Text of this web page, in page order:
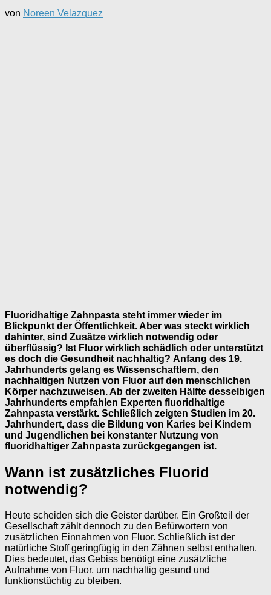
von Noreen Velazquez
Fluoridhaltige Zahnpasta steht immer wieder im
Blickpunkt der Öffentlichkeit. Aber was steckt wirklich
dahinter, sind Zusätze wirklich notwendig oder
überflüssig? Ist Fluor wirklich schädlich oder unterstützt
es doch die Gesundheit nachhaltig? Anfang des 19.
Jahrhunderts gelang es Wissenschaftlern, den
nachhaltigen Nutzen von Fluor auf den menschlichen
Körper nachzuweisen. Ab der zweiten Hälfte desselbigen
Jahrhunderts empfahlen Experten fluoridhaltige
Zahnpasta verstärkt. Schließlich zeigten Studien im 20.
Jahrhundert, dass die Bildung von Karies bei Kindern
und Jugendlichen bei konstanter Nutzung von
fluoridhaltiger Zahnpasta zurückgegangen ist.
Wann ist zusätzliches Fluorid
notwendig?
Heute scheiden sich die Geister darüber. Ein Großteil der
Gesellschaft zählt dennoch zu den Befürwortern von
zusätzlichen Einnahmen von Fluor. Schließlich ist der
natürliche Stoff geringfügig in den Zähnen selbst enthalten.
Dies bedeutet, das Gebiss benötigt eine zusätzliche
Aufnahme von Fluor, um nachhaltig gesund und
funktionstüchtig zu bleiben.